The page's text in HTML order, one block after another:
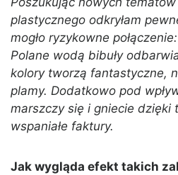
plastycznego odkryłam
mogło ryzykowne
Polane wodą bibuły
kolory tworzą fantastyczne,
plamy. Dodatkowo pod
marszczy się i gniecie dzięki
wspaniałe faktury.
Jak wygląda efekt takich